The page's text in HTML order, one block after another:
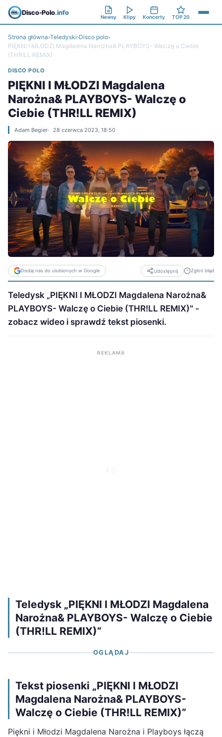
Disco-Polo.info
Newsy Klipy Koncerty TOP 20
Strona główna›Teledyski›Disco polo›
PIĘKNI I MŁODZI Magdalena Narożna& PLAYBOYS- Walczę o Ciebie
(THR!LL REMIX)
DISCO POLO
PIĘKNI I MŁODZI Magdalena
Narożna& PLAYBOYS- Walczę o
Ciebie (THR!LL REMIX)
Adam Begier 28 czerwca 2023, 18:50
Dodaj nas do ulubionych w Google Udostępnij Zgłoś błąd
Teledysk „PIĘKNI I MŁODZI Magdalena Narożna&
PLAYBOYS- Walczę o Ciebie (THR!LL REMIX)" -
zobacz wideo i sprawdź tekst piosenki.
REKLAMA
Teledysk „PIĘKNI I MŁODZI Magdalena
Narożna& PLAYBOYS- Walczę o Ciebie
(THR!LL REMIX)”
OGLĄDAJ
Tekst piosenki „PIĘKNI I MŁODZI
Magdalena Narożna& PLAYBOYS-
Walczę o Ciebie (THR!LL REMIX)”
Piękni i Młodzi Magdalena Narożna i Playboys łączą